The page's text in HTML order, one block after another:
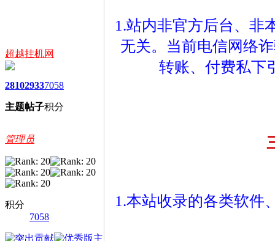
超越挂机网
2810
主题
2933
帖子
7058
积分
管理员
积分
7058
1.站内非官方后台、非
无关。当前电信网络
转账、付费私下
1.本站收录的各类软件